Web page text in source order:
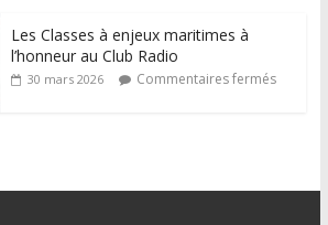
Les Classes à enjeux maritimes à
l’honneur au Club Radio
30 mars 2026 Commentaires fermés